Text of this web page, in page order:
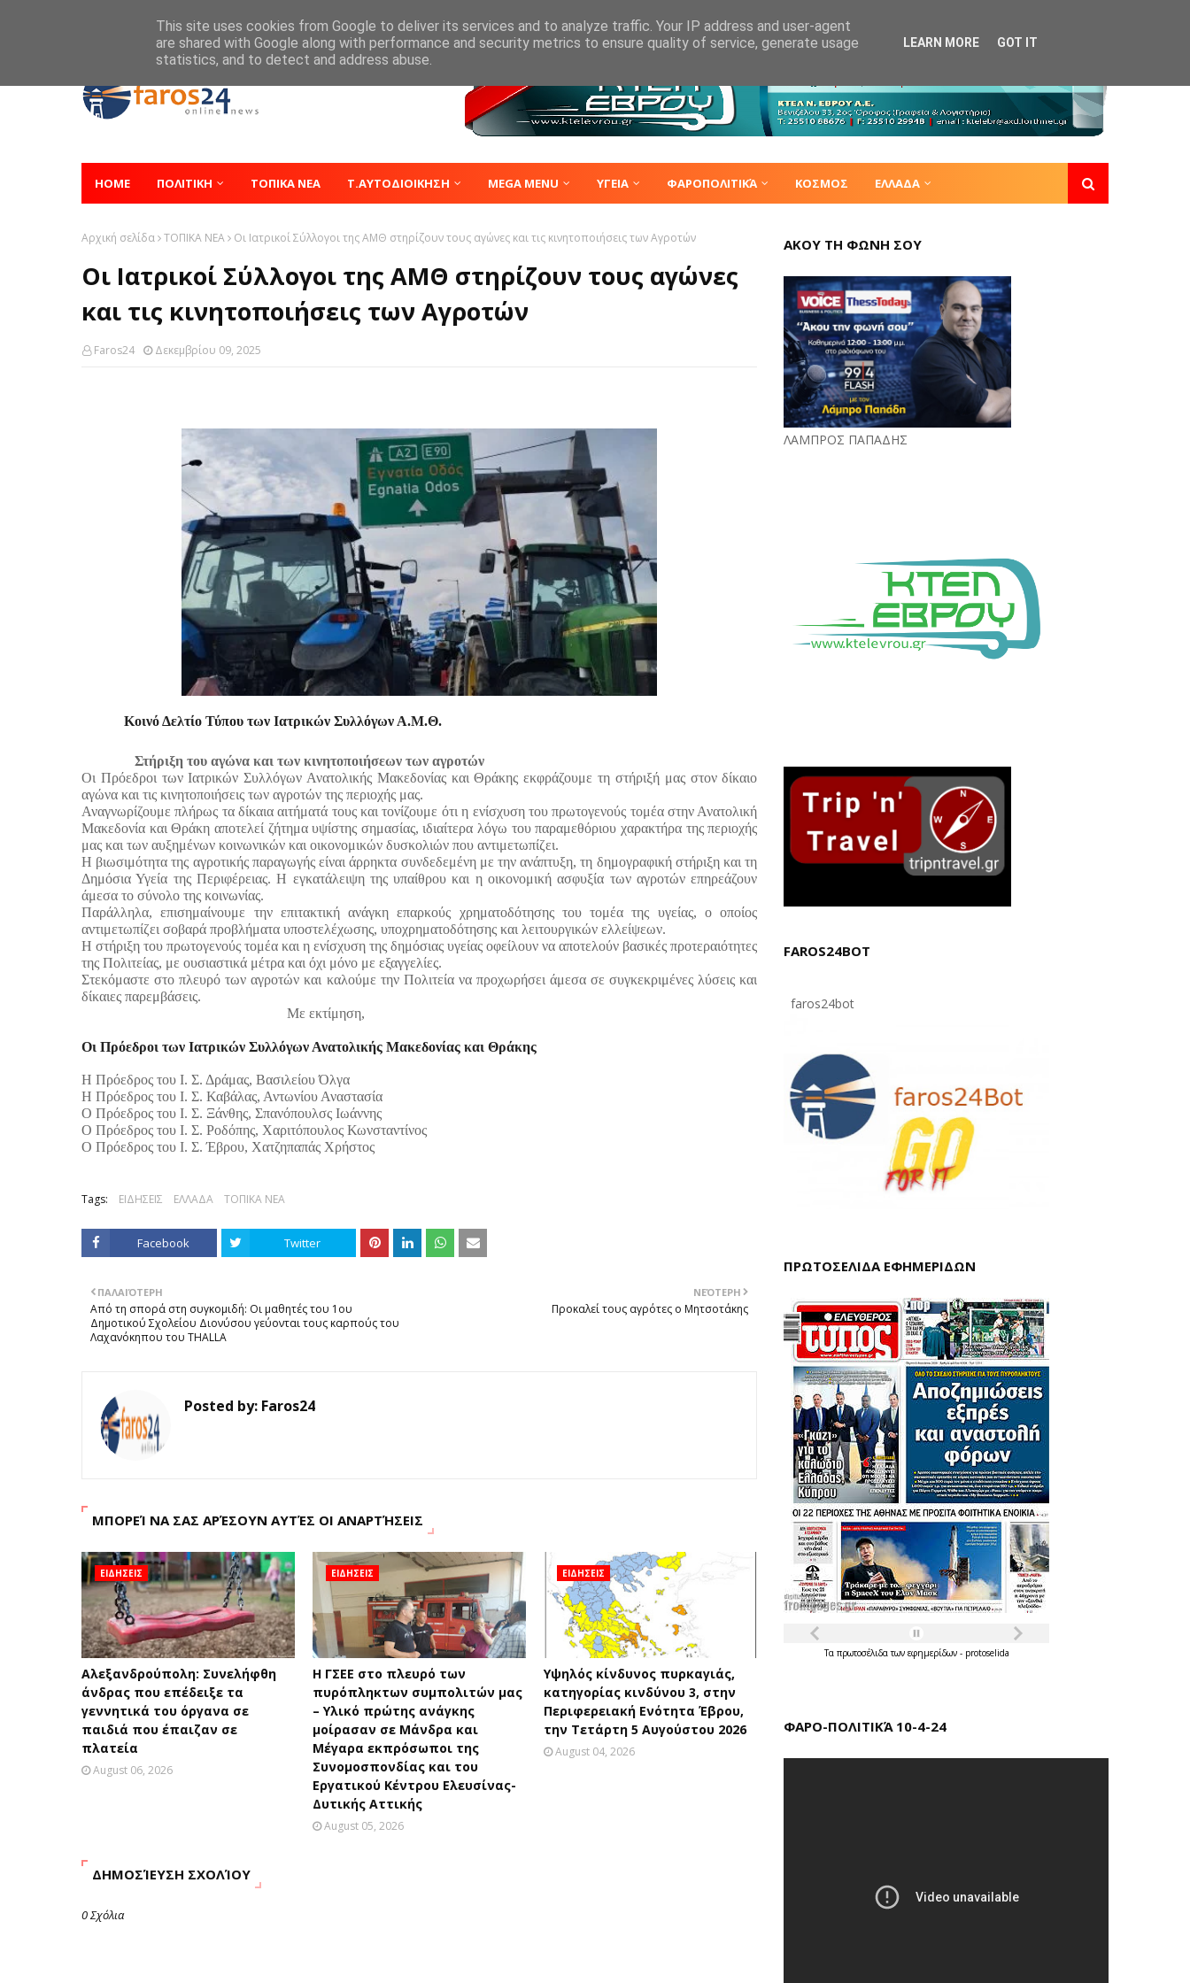
HOME ΠΟΛΙΤΙΚΗ ΤΟΠΙΚΑ ΝΕΑ Τ.ΑΥΤΟΔΙΟΙΚΗΣΗ MEGA MENU ΥΓΕΙΑ ΦΑΡΟΠΟΛΙΤΙΚΆ ΚΟΣΜΟΣ ΕΛΛΑΔΑ
Αρχική σελίδα ΤΟΠΙΚΑ ΝΕΑ Οι Ιατρικοί Σύλλογοι της ΑΜΘ στηρίζουν τους αγώνες και τις κινητοποιήσεις των Αγροτών
Οι Ιατρικοί Σύλλογοι της ΑΜΘ στηρίζουν τους αγώνες
και τις κινητοποιήσεις των Αγροτών
Faros24 Δεκεμβρίου 09, 2025
Κοινό Δελτίο Τύπου των Ιατρικών Συλλόγων Α.Μ.Θ.
Στήριξη του αγώνα και των κινητοποιήσεων των αγροτών
Οι Πρόεδροι των Ιατρικών Συλλόγων Ανατολικής Μακεδονίας και Θράκης εκφράζουμε τη στήριξή μας στον δίκαιο
αγώνα και τις κινητοποιήσεις των αγροτών της περιοχής μας.
Αναγνωρίζουμε πλήρως τα δίκαια αιτήματά τους και τονίζουμε ότι η ενίσχυση του πρωτογενούς τομέα στην Ανατολική
Μακεδονία και Θράκη αποτελεί ζήτημα υψίστης σημασίας, ιδιαίτερα λόγω του παραμεθόριου χαρακτήρα της περιοχής
μας και των αυξημένων κοινωνικών και οικονομικών δυσκολιών που αντιμετωπίζει.
Η βιωσιμότητα της αγροτικής παραγωγής είναι άρρηκτα συνδεδεμένη με την ανάπτυξη, τη δημογραφική στήριξη και τη
Δημόσια Υγεία της Περιφέρειας. Η εγκατάλειψη της υπαίθρου και η οικονομική ασφυξία των αγροτών επηρεάζουν
άμεσα το σύνολο της κοινωνίας.
Παράλληλα, επισημαίνουμε την επιτακτική ανάγκη επαρκούς χρηματοδότησης του τομέα της υγείας, ο οποίος
αντιμετωπίζει σοβαρά προβλήματα υποστελέχωσης, υποχρηματοδότησης και λειτουργικών ελλείψεων.
Η στήριξη του πρωτογενούς τομέα και η ενίσχυση της δημόσιας υγείας οφείλουν να αποτελούν βασικές προτεραιότητες
της Πολιτείας, με ουσιαστικά μέτρα και όχι μόνο με εξαγγελίες.
Στεκόμαστε στο πλευρό των αγροτών και καλούμε την Πολιτεία να προχωρήσει άμεσα σε συγκεκριμένες λύσεις και
δίκαιες παρεμβάσεις.
Με εκτίμηση,
Οι Πρόεδροι των Ιατρικών Συλλόγων Ανατολικής Μακεδονίας και Θράκης
Η Πρόεδρος του Ι. Σ. Δράμας, Βασιλείου Όλγα
Η Πρόεδρος του Ι. Σ. Καβάλας, Αντωνίου Αναστασία
Ο Πρόεδρος του Ι. Σ. Ξάνθης, Σπανόπουλσς Ιωάννης
Ο Πρόεδρος του Ι. Σ. Ροδόπης, Χαριτόπουλος Κωνσταντίνος
Ο Πρόεδρος του Ι. Σ. Έβρου, Χατζηπαπάς Χρήστος
Tags: ΕΙΔΗΣΕΙΣ ΕΛΛΑΔΑ ΤΟΠΙΚΑ ΝΕΑ
Facebook Twitter
ΝΕΌΤΕΡΗ
Προκαλεί τους αγρότες ο Μητσοτάκης
ΠΑΛΑΙΌΤΕΡΗ
Από τη σπορά στη συγκομιδή: Οι μαθητές του 1ου
Δημοτικού Σχολείου Διονύσου γεύονται τους καρπούς του
Λαχανόκηπου του THALLA
Posted by: Faros24
ΜΠΟΡΕΊ ΝΑ ΣΑΣ ΑΡΈΣΟΥΝ ΑΥΤΈΣ ΟΙ ΑΝΑΡΤΉΣΕΙΣ
ΕΙΔΗΣΕΙΣ
Αλεξανδρούπολη: Συνελήφθη
άνδρας που επέδειξε τα
γεννητικά του όργανα σε
παιδιά που έπαιζαν σε
πλατεία
August 06, 2026
ΕΙΔΗΣΕΙΣ
H ΓΣΕΕ στο πλευρό των
πυρόπληκτων συμπολιτών μας
– Υλικό πρώτης ανάγκης
μοίρασαν σε Μάνδρα και
Μέγαρα εκπρόσωποι της
Συνομοσπονδίας και του
Εργατικού Κέντρου Ελευσίνας-
Δυτικής Αττικής
August 05, 2026
ΕΙΔΗΣΕΙΣ
Υψηλός κίνδυνος πυρκαγιάς,
κατηγορίας κινδύνου 3, στην
Περιφερειακή Ενότητα Έβρου,
την Τετάρτη 5 Αυγούστου 2026
August 04, 2026
ΔΗΜΟΣΊΕΥΣΗ ΣΧΟΛΊΟΥ
0 Σχόλια
ΑΚΟΥ ΤΗ ΦΩΝΗ ΣΟΥ
ΛΑΜΠΡΟΣ ΠΑΠΑΔΗΣ
FAROS24BOT
faros24bot
ΠΡΩΤΟΣΕΛΙΔΑ ΕΦΗΜΕΡΙΔΩΝ
Τα πρωτοσέλιδατων εφημερίδων - protoselida
ΦΑΡΟ-ΠΟΛΙΤΙΚΆ 10-4-24
This site uses cookies from Google to deliver its services and to analyze traffic. Your IP address and user-agent
are shared with Google along with performance and security metrics to ensure quality of service, generate usage
statistics, and to detect and address abuse.
LEARN MORE GOT IT